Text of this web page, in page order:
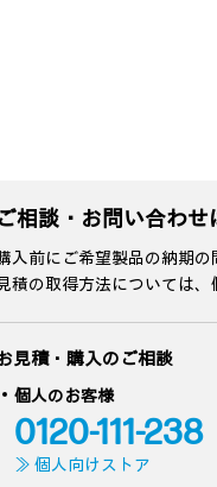
ご相談・お問い合わ
入前にご希望製品の納期
積の取得方法については、
見積・購入のご相談
個人のお客様
0120-111-238
≫ 個人向けストア